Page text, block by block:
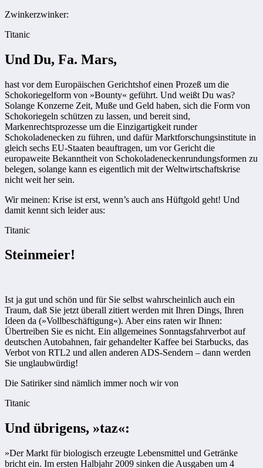
Zwinkerzwinker:
Titanic
Und Du, Fa. Mars,
hast vor dem Europäischen Gerichtshof einen Prozeß um die
Schokoriegelform von »Bounty« geführt. Und weißt Du was?
Solange Konzerne Zeit, Muße und Geld haben, sich die Form von
Schokoriegeln schützen zu lassen, und bereit sind,
Markenrechtsprozesse um die Einzigartigkeit runder
Schokoladenecken zu führen, und dafür Marktforschungsinstitute in
gleich sechs EU-Staaten beauftragen, um vor Gericht die
europaweite Bekanntheit von Schokoladeneckenrundungsformen zu
belegen, solange kann es eigentlich mit der Weltwirtschaftskrise
nicht weit her sein.
Wir meinen: Krise ist erst, wenn’s auch ans Hüftgold geht! Und
damit kennt sich leider aus:
Titanic
Steinmeier!
Ist ja gut und schön und für Sie selbst wahrscheinlich auch ein
Traum, daß Sie jetzt überall zitiert werden mit Ihren Dings, Ihren
Ideen da (»Vollbeschäftigung«). Aber eins raten wir Ihnen:
Übertreiben Sie es nicht. Ein allgemeines Sonntagsfahrverbot auf
deutschen Autobahnen, fair gehandelter Kaffee bei Starbucks, das
Verbot von RTL2 und allen anderen ADS-Sendern – dann werden
Sie unglaubwürdig!
Die Satiriker sind nämlich immer noch wir von
Titanic
Und übrigens, »taz«:
»Der Markt für biologisch erzeugte Lebensmittel und Getränke
bricht ein. Im ersten Halbjahr 2009 sinken die Ausgaben um 4